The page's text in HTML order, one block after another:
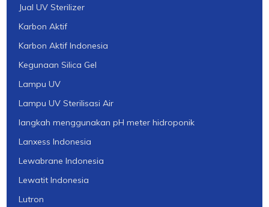
Jual UV Sterilizer
Karbon Aktif
Karbon Aktif Indonesia
Kegunaan Silica Gel
Lampu UV
Lampu UV Sterilisasi Air
langkah menggunakan pH meter hidroponik
Lanxess Indonesia
Lewabrane Indonesia
Lewatit Indonesia
Lutron